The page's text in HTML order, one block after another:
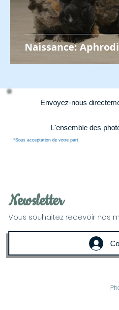
Naissance:
Envoyez-nous
L'ensemble des
*Sous acceptation de votre part.
Newsletter
Vous souhaitez recevoir nos